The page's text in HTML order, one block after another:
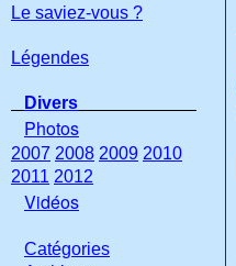
Le saviez-vous ?
Légendes
Divers
Photos
2007 2008 2009 2010
2011 2012
Vidéos
Catégories